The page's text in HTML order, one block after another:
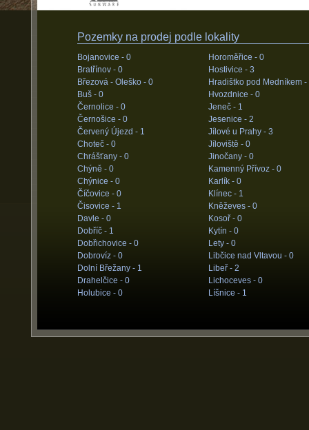
Pozemky na prodej podle lokality
Bojanovice - 0
Bratřínov - 0
Březová - Oleško - 0
Buš - 0
Černolice - 0
Černošice - 0
Červený Újezd - 1
Choteč - 0
Chrášťany - 0
Chýně - 0
Chýnice - 0
Číčovice - 0
Čisovice - 1
Davle - 0
Dobříč - 1
Dobřichovice - 0
Dobrovíz - 0
Dolní Břežany - 1
Drahelčice - 0
Holubice - 0
Horoměřice - 0
Hostivice - 3
Hradištko pod Medníkem -
Hvozdnice - 0
Jeneč - 1
Jesenice - 2
Jílové u Prahy - 3
Jíloviště - 0
Jinočany - 0
Kamenný Přívoz - 0
Karlík - 0
Klínec - 1
Kněževes - 0
Kosoř - 0
Kytín - 0
Lety - 0
Libčice nad Vltavou - 0
Libeř - 2
Lichoceves - 0
Líšnice - 1